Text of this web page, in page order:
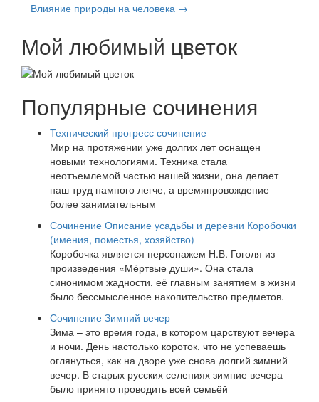
Влияние природы на человека →
Мой любимый цветок
Популярные сочинения
Технический прогресс сочинение
Мир на протяжении уже долгих лет оснащен
новыми технологиями. Техника стала
неотъемлемой частью нашей жизни, она делает
наш труд намного легче, а времяпровождение
более занимательным
Сочинение Описание усадьбы и деревни Коробочки
(имения, поместья, хозяйство)
Коробочка является персонажем Н.В. Гоголя из
произведения «Мёртвые души». Она стала
синонимом жадности, её главным занятием в жизни
было бессмысленное накопительство предметов.
Сочинение Зимний вечер
Зима – это время года, в котором царствуют вечера
и ночи. День настолько короток, что не успеваешь
оглянуться, как на дворе уже снова долгий зимний
вечер. В старых русских селениях зимние вечера
было принято проводить всей семьёй